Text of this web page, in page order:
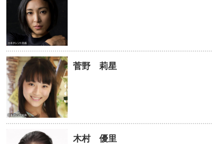
菅野 莉星
木村 優里